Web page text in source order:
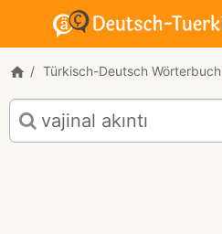
Türkisch-Deutsch Wörterbuch
Türkisch-
Deutsch
Übersetzung